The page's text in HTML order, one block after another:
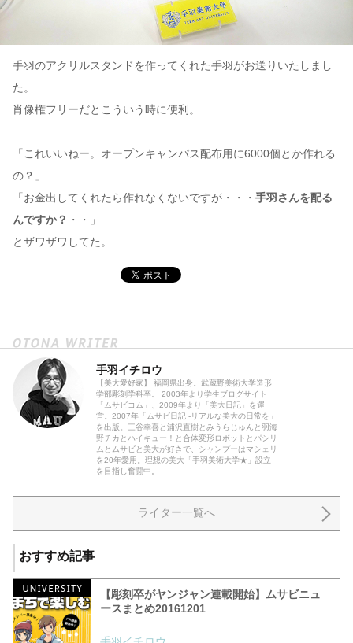
手羽のアクリルスタンドを作ってくれた手羽がお送りいたしまし
た。
肖像権フリーだとこういう時に便利。
「これいいねー。オープンキャンパス配布用に6000個とか作れる
の？」
「お金出してくれたら作れなくないですが・・・ 手羽さんを配る
んですか？ ・・」
とザワザワしてた。
手羽イチロウ
【美大愛好家】 福岡県出身。武蔵野美術大学造形
学部彫刻学科卒。 2003年より学生ブログサイト
「ムサビコム」、2009年より「美大日記」を運
営。2007年「ムサビ日記 -リアルな美大の日常を」
を出版。三谷幸喜と浦沢直樹とみうらじゅんと羽海
野チカとハイキュー！と合体変形ロボットとパシリ
ムとムサビと美大が好きで、シャンプーはマシェリ
を20年愛用。理想の美大「手羽美術大学★」設立
を目指し奮闘中。
ライター一覧へ
おすすめ記事
【彫刻卒がヤンジャン連載開始】ムサビニュ
ースまとめ20161201